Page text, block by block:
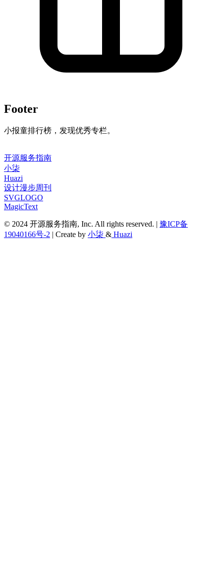
Footer
小报童排行榜，发现优秀专栏。
开源服务指南
小柒
Huazi
设计漫步周刊
SVGLOGO
MagicText
© 2024 开源服务指南, Inc. All rights reserved. | 豫ICP备
19040166号-2 | Create by 小柒 & Huazi